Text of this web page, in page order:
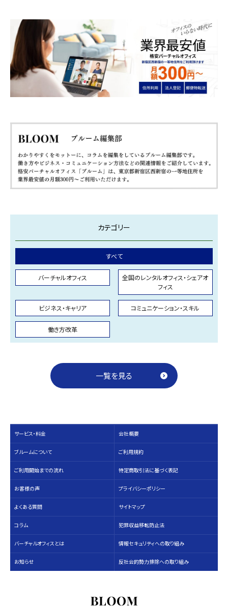
カテゴリー
すべて
バーチャルオフィス
全国のレンタルオフィス・シェアオ
フィス
ビジネス・キャリア コミュニケーション・スキル
働き方改革
一覧を見る
サービス・料⾦
ブルームについて
ご利用開始までの流れ
お客様の声
よくある質問
コラム
バーチャルオフィスとは
お知らせ
会社概要
ご利用規約
特定商取引法に基づく表記
プライバシーポリシー
サイトマップ
犯罪収益移転防止法
情報セキュリティへの取り組み
反社会的勢力排除への取り組み